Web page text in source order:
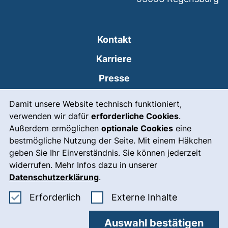
Damit unsere Website technisch funktioniert,
verwenden wir dafür erforderliche Cookies.
Außerdem ermöglichen optionale Cookies eine
bestmögliche Nutzung der Seite. Mit einem Häkchen
geben Sie Ihr Einverständnis. Sie können jederzeit
widerrufen. Mehr Infos dazu in unserer
Datenschutzerklärung.
Erforderlich Erforderliche Cookies akzeptieren
Externe Inhalte: Externe
Auswahl bestätigen
Kontakt
Karriere
Presse
Leichte Sprache
Gebärdensprache
Notfall(externer Link, öffnet
Impressum
Barrierefreiheit
Datenschutz